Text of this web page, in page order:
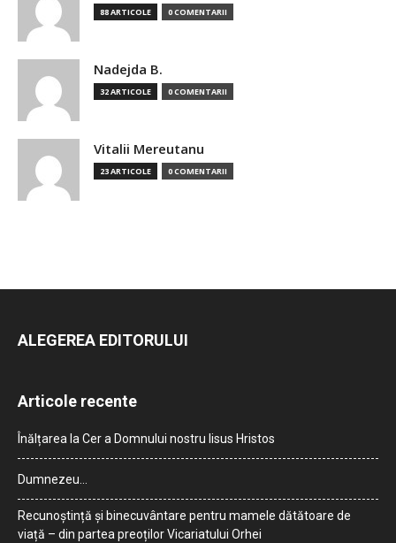
88 ARTICOLE 0 COMENTARII
Nadejda B.
32 ARTICOLE 0 COMENTARII
Vitalii Mereutanu
23 ARTICOLE 0 COMENTARII
ALEGEREA EDITORULUI
Articole recente
Înălțarea la Cer a Domnului nostru Iisus Hristos
Dumnezeu…
Recunoștință și binecuvântare pentru mamele dătătoare de
viață – din partea preoților Vicariatului Orhei